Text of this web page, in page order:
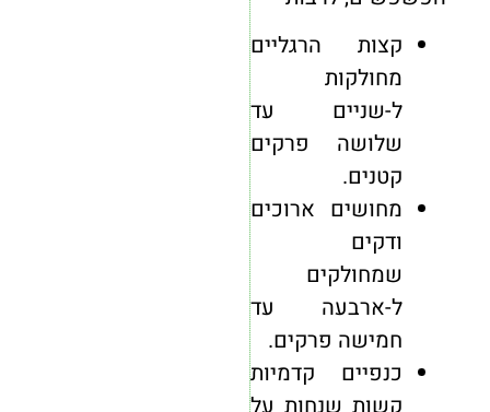
קצות הרגליים
מחולקות
ל-שניים עד
שלושה פרקים
קטנים.
מחושים ארוכים
ודקים
שמחולקים
ל-ארבעה עד
חמישה פרקים.
כנפיים קדמיות